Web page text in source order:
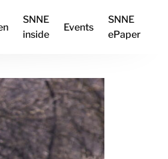
SNNE
inside
Events
SNNE
ePaper